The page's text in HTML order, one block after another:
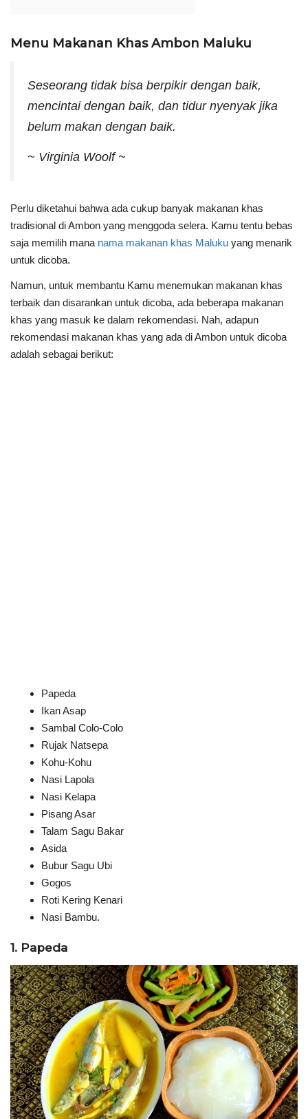
Menu Makanan Khas Ambon Maluku
Seseorang tidak bisa berpikir dengan baik,
mencintai dengan baik, dan tidur nyenyak jika
belum makan dengan baik.
~ Virginia Woolf ~
Perlu diketahui bahwa ada cukup banyak makanan khas
tradisional di Ambon yang menggoda selera. Kamu tentu bebas
saja memilih mana nama makanan khas Maluku yang menarik
untuk dicoba.
Namun, untuk membantu Kamu menemukan makanan khas
terbaik dan disarankan untuk dicoba, ada beberapa makanan
khas yang masuk ke dalam rekomendasi. Nah, adapun
rekomendasi makanan khas yang ada di Ambon untuk dicoba
adalah sebagai berikut:
Papeda
Ikan Asap
Sambal Colo-Colo
Rujak Natsepa
Kohu-Kohu
Nasi Lapola
Nasi Kelapa
Pisang Asar
Talam Sagu Bakar
Asida
Bubur Sagu Ubi
Gogos
Roti Kering Kenari
Nasi Bambu.
1. Papeda